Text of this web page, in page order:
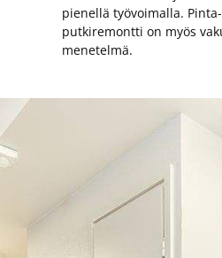
pienellä työvoimalla.
putkiremontti on myös
menetelmä.